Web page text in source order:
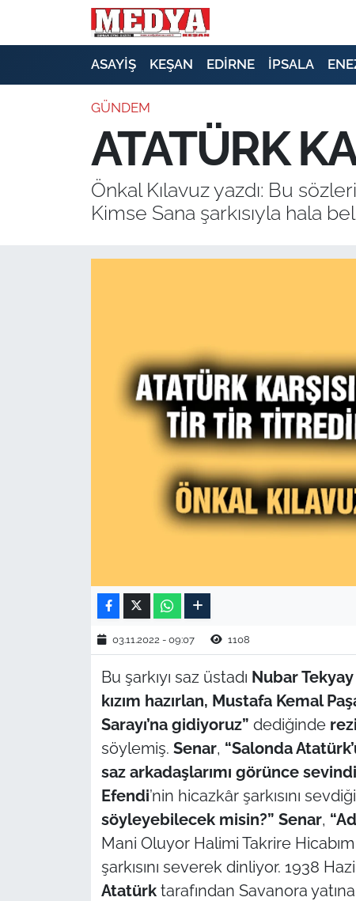
ASAYİŞ KEŞAN EDİRNE İPSALA
GÜNDEM
ATATÜRK
Önkal Kılavuz yazdı: Bu
Kimse Sana şarkısıyla hala
03.11.2022 - 09:07 1108
Bu şarkıyı saz üstadı Nubar Tekyay
kızım hazırlan, Mustafa Kemal
Sarayı’na gidiyoruz” dediğinde
söylemiş. Senar, “Salonda
saz arkadaşlarımı görünce
Efendi’nin hicazkâr şarkısını
söyleyebilecek misin?” Senar,
Mani Oluyor Halimi Takrire
şarkısını severek dinliyor. 1938
Atatürktarafından Savanora yatına
E-GAZETE
SİYASET
GÜNDEM
EKONOMİ
TARIM VE HAYVANCILIK
EDİRNE
ÇANAKKALE
TÜRKİYE